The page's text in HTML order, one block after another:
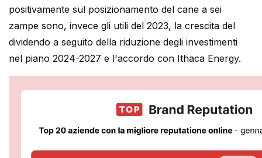
positivamente sul posizionamento del cane a sei
zampe sono, invece gli utili del 2023, la crescita del
dividendo a seguito della riduzione degli investimenti
nel piano 2024-2027 e l'accordo con Ithaca Energy.